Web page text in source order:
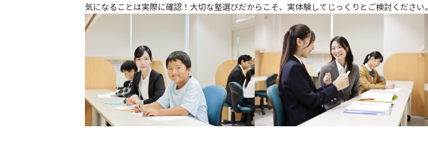
気になることは実際に確認！大切な塾選びだからこそ、実体験してじっくりとご検討ください。